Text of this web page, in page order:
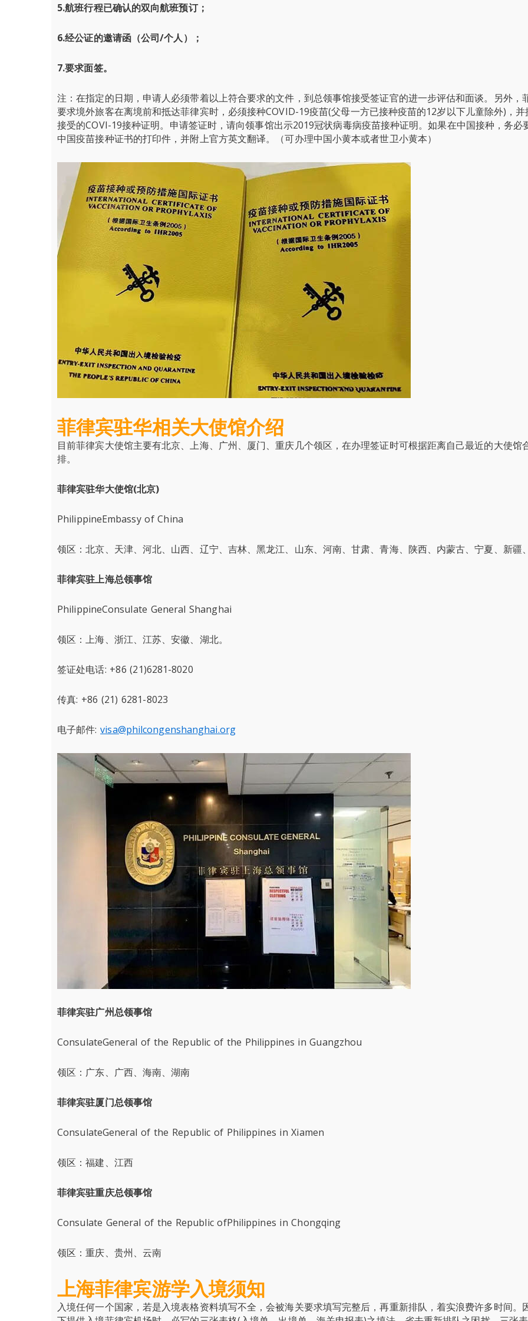
5.航班行程已确认的双向航班预订；
6.经公证的邀请函（公司/个人）；
7.要求面签。
注：在指定的日期，申请人必须带着以上符合要求的文件，到总领事馆接受签证官的进一步评估和面谈。另外，
要求境外旅客在离境前和抵达菲律宾时，必须接种COVID-19疫苗(父母一方已接种疫苗的12岁以下儿童除外)，
接受的COVI-19接种证明。申请签证时，请向领事馆出示2019冠状病毒病疫苗接种证明。如果在中国接种，务必
中国疫苗接种证书的打印件，并附上官方英文翻译。（可办理中国小黄本或者世卫小黄本）
菲律宾驻华相关大使馆介绍
目前菲律宾大使馆主要有北京、上海、广州、厦门、重庆几个领区，在办理签证时可根据距离自己最近的大使馆
排。
菲律宾驻华大使馆(北京)
PhilippineEmbassy of China
领区：北京、天津、河北、山西、辽宁、吉林、黑龙江、山东、河南、甘肃、青海、陕西、内蒙古、宁夏、新疆
菲律宾驻上海总领事馆
PhilippineConsulate General Shanghai
领区：上海、浙江、江苏、安徽、湖北。
签证处电话: +86 (21)6281-8020
传真: +86 (21) 6281-8023
电子邮件:visa@philcongenshanghai.org
菲律宾驻广州总领事馆
ConsulateGeneral of the Republic of the Philippines in Guangzhou
领区：广东、广西、海南、湖南
菲律宾驻厦门总领事馆
ConsulateGeneral of the Republic of Philippines in Xiamen
领区：福建、江西
菲律宾驻重庆总领事馆
Consulate General of the Republic ofPhilippines in Chongqing
领区：重庆、贵州、云南
上海菲律宾游学入境须知
入境任何一个国家，若是入境表格资料填写不全，会被海关要求填写完整后，再重新排队，着实浪费许多时间。